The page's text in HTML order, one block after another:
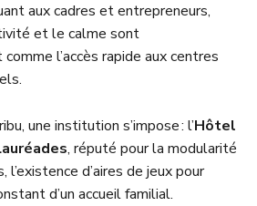
aux cadres et entrepreneurs,
et le calme sont
l’accès rapide aux centres
une institution s’impose : l’Hôtel
, réputé pour la modularité
d’aires de jeux pour
d’un accueil familial.